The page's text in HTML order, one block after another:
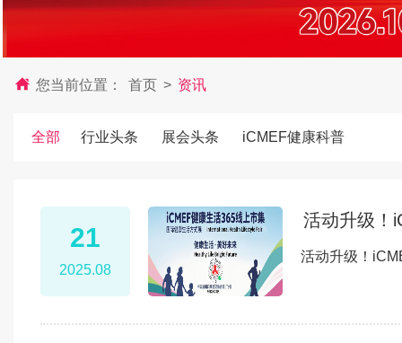
您当前位置： 首页 > 资讯
全部 行业头条 展会头条 iCMEF健康科普
21
2025.08
活动升级！
活动升级！